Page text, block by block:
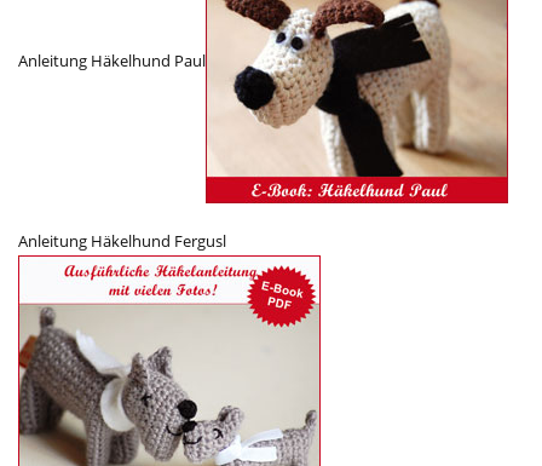
Anleitung Häkelhund Paul
Anleitung Häkelhund Fergusl